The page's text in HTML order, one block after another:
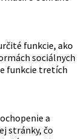
funkcie, ako
sociálnych
funkcie tretích
a
stránky, čo